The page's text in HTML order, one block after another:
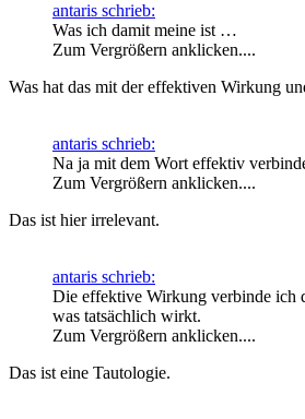
antaris schrieb:
Was ich damit meine ist …
Zum Vergrößern anklicken....
Was hat das mit der effektiven Wirkung
antaris schrieb:
Na ja mit dem Wort effektiv
Zum Vergrößern anklicken....
Das ist hier irrelevant.
antaris schrieb:
Die effektive Wirkung verbinde ich
was tatsächlich wirkt.
Zum Vergrößern anklicken....
Das ist eine Tautologie.